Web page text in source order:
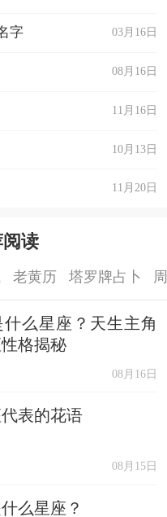
03月16日
字
08月16日
11月16日
10月13日
11月20日
读
老黄历 塔罗牌占卜
什么星座？天生主角
格揭秘
08月16日
表的花语
08月15日
么星座？